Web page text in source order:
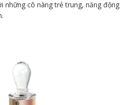
những cô nàng trẻ trung, năng động